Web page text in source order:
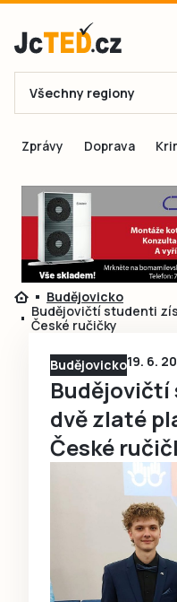
E-mail
Přihlásit
Ještě nemám
Všechny regiony
Zprávy Doprava
Budějovicko
Budějovičtí studenti
České ručičky
Budějovicko19. 6.
dvě zlaté
České